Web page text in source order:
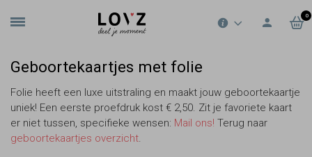
0
Geboortekaartjes met folie
Folie heeft een luxe uitstraling en maakt jouw geboortekaartje
uniek! Een eerste proefdruk kost € 2,50. Zit je favoriete kaart
er niet tussen, specifieke wensen: Mail ons! Terug naar
geboortekaartjes overzicht.